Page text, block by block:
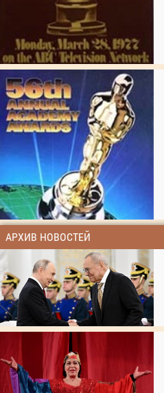
АРХИВ НОВОСТЕЙ